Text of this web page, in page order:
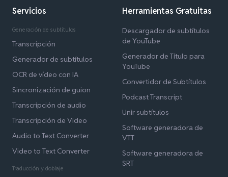
Servicios
Generación de subtítulos
Transcripción
Generador de subtítulos
OCR de vídeo con IA
Sincronización de guion
Transcripción de audio
Transcripción de Video
Audio to Text Converter
Video to Text Converter
Traducción y doblaje
Herramientas Gratuitas
Descargador de subtítulos
de YouTube
Generador de Título para
YouTube
Convertidor de Subtítulos
Podcast Transcript
Unir subtítulos
Software generadora de
VTT
Software generadora de
SRT